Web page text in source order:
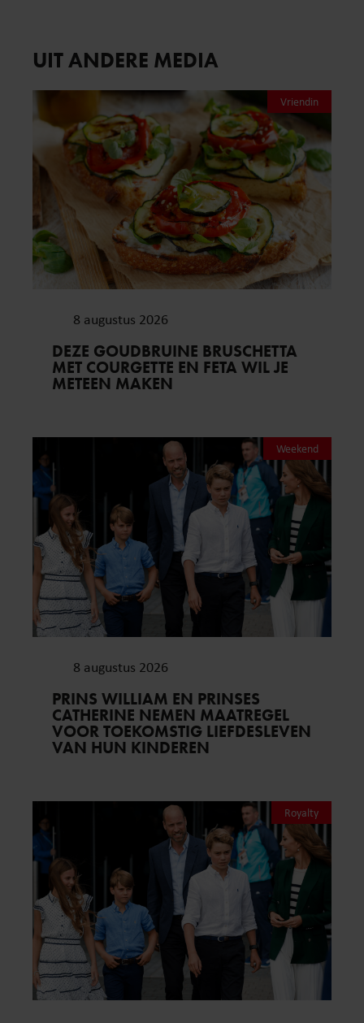
UIT ANDERE MEDIA
Vriendin
8 augustus 2026
DEZE GOUDBRUINE BRUSCHETTA
MET COURGETTE EN FETA WIL JE
METEEN MAKEN
Weekend
8 augustus 2026
PRINS WILLIAM EN PRINSES
CATHERINE NEMEN MAATREGEL
VOOR TOEKOMSTIG LIEFDESLEVEN
VAN HUN KINDEREN
Royalty